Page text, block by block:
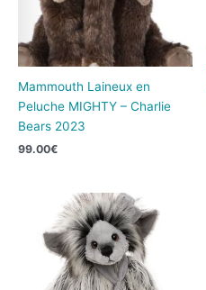
Mammouth Laineux en
Peluche MIGHTY – Charlie
Bears 2023
99.00€